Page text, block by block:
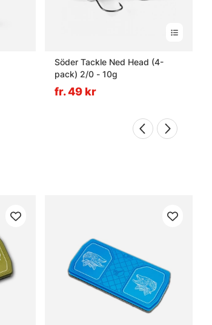
Söder Tackle Ned Head (4-
pack) 2/0 - 10g
fr. 49 kr